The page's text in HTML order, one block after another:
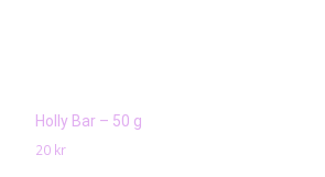
Holly Bar – 50 g
20 kr